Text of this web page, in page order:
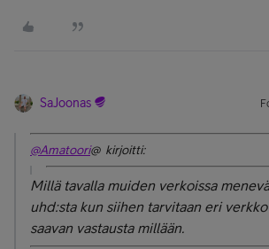
SaJoonas
@Amatoori@ kirjoitti:
Millä tavalla muiden verkoissa
uhd:sta kun siihen tarvitaan eri
saavan vastausta millään.